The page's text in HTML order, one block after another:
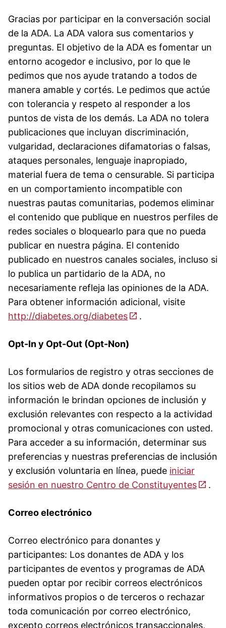
Gracias por participar en la conversación social
de la ADA. La ADA valora sus comentarios y
preguntas. El objetivo de la ADA es fomentar un
entorno acogedor e inclusivo, por lo que le
pedimos que nos ayude tratando a todos de
manera amable y cortés. Le pedimos que actúe
con tolerancia y respeto al responder a los
puntos de vista de los demás. La ADA no tolera
publicaciones que incluyan discriminación,
vulgaridad, declaraciones difamatorias o falsas,
ataques personales, lenguaje inapropiado,
material fuera de tema o censurable. Si participa
en un comportamiento incompatible con
nuestras pautas comunitarias, podemos eliminar
el contenido que publique en nuestros perfiles de
redes sociales o bloquearlo para que no pueda
publicar en nuestra página. El contenido
publicado en nuestros canales sociales, incluso si
lo publica un partidario de la ADA, no
necesariamente refleja las opiniones de la ADA.
Para obtener información adicional, visite
http://diabetes.org/diabetes
.
Opt-In y Opt-Out (Opt-Non)
Los formularios de registro y otras secciones de
los sitios web de ADA donde recopilamos su
información le brindan opciones de inclusión y
exclusión relevantes con respecto a la actividad
promocional y otras comunicaciones con usted.
Para acceder a su información, determinar sus
preferencias y nuestras preferencias de inclusión
y exclusión voluntaria en línea, puede iniciar
sesión en nuestro Centro de Constituyentes
.
Correo electrónico
Correo electrónico para donantes y
participantes: Los donantes de ADA y los
participantes de eventos y programas de ADA
pueden optar por recibir correos electrónicos
informativos propios o de terceros o rechazar
toda comunicación por correo electrónico,
excepto correos electrónicos transaccionales,